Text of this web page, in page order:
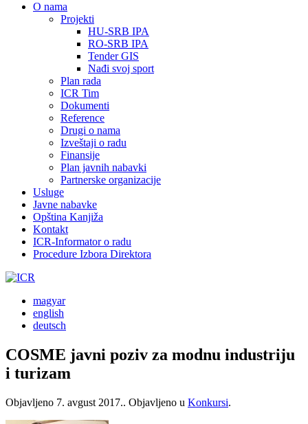
О nama
Projekti
HU-SRB IPA
RO-SRB IPA
Tender GIS
Nađi svoj sport
Plan rada
ICR Tim
Dokumenti
Reference
Drugi o nama
Izveštaji o radu
Finansije
Plan javnih nabavki
Partnerske organizacije
Usluge
Javne nabavke
Opština Kanjiža
Kontakt
ICR-Informator o radu
Procedure Izbora Direktora
magyar
english
deutsch
COSME javni poziv za modnu industriju
i turizam
Objavljeno 7. avgust 2017.. Objavljeno u Konkursi.